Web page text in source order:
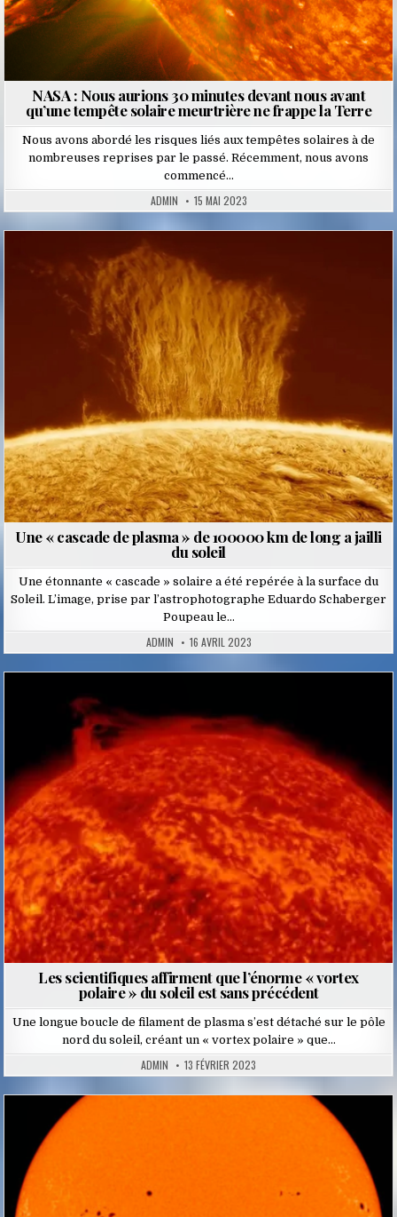
NASA : Nous aurions 30 minutes devant nous avant
qu’une tempête solaire meurtrière ne frappe la Terre
Nous avons abordé les risques liés aux tempêtes solaires à de
nombreuses reprises par le passé. Récemment, nous avons
commencé…
ADMIN 15 MAI 2023
Posted
in
Une « cascade de plasma » de 100000 km de long a jailli
du soleil
Une étonnante « cascade » solaire a été repérée à la surface du
Soleil. L’image, prise par l’astrophotographe Eduardo Schaberger
Poupeau le…
ADMIN 16 AVRIL 2023
Posted
in
Les scientifiques affirment que l’énorme « vortex
polaire » du soleil est sans précédent
Une longue boucle de filament de plasma s’est détaché sur le pôle
nord du soleil, créant un « vortex polaire » que…
ADMIN 13 FÉVRIER 2023